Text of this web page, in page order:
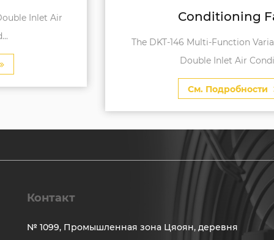
Conditioning Fan
The DKT-146 Multi-Function Variable Frequency
Double Inlet Air Conditi...
Контакт
№ 1099, Промышленная зона Цяоян, деревня